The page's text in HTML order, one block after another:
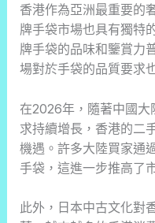
香港作為亞洲最重要的
牌手袋市場也具有獨特
牌手袋的品味和鑒賞力
場對於手袋的品質要求
在2026年，隨著中國大
求持續增長，香港的二
機遇。許多大陸買家通
手袋，這進一步推高了
此外，日本中古文化對